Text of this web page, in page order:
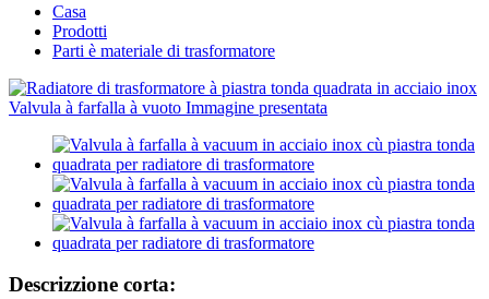
Casa
Prodotti
Parti è materiale di trasformatore
Descrizzione corta: